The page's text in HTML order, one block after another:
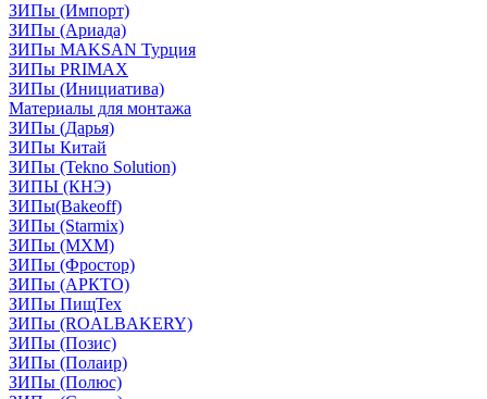
ЗИПы (Импорт)
ЗИПы (Ариада)
ЗИПы MAKSAN Турция
ЗИПы PRIMAX
ЗИПы (Инициатива)
Материалы для монтажа
ЗИПы (Дарья)
ЗИПы Китай
ЗИПы (Tekno Solution)
ЗИПЫ (КНЭ)
ЗИПы(Bakeoff)
ЗИПы (Starmix)
ЗИПы (МХМ)
ЗИПы (Фростор)
ЗИПы (АРКТО)
ЗИПы ПищТех
ЗИПы (ROALBAKERY)
ЗИПы (Позис)
ЗИПы (Полаир)
ЗИПы (Полюс)